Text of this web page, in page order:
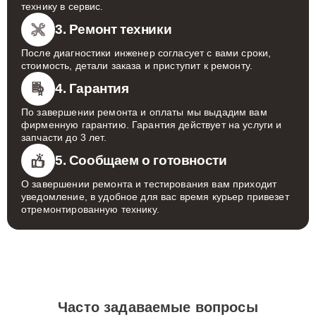
технику в сервис.
3. Ремонт техники
После диагностики инженер согласует с вами сроки,
стоимость, детали заказа и приступит к ремонту.
4. Гарантия
По завершении ремонта и оплаты мы выдадим вам
фирменную гарантию. Гарантия действует на услуги и
запчасти до 3 лет.
5. Сообщаем о готовности
О завершении ремонта и тестирования вам приходит
уведомление, в удобное для вас время курьер привезет
отремонтированную технику.
Часто задаваемые вопросы